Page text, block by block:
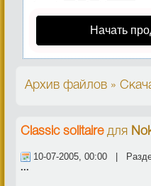
Начать
Архив файлов »
Classic solitaireдля
10-07-2005, 00:00 |
...